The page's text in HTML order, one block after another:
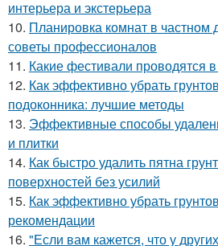
интерьера и экстерьера
10. Планировка комнат в частном
советы профессионалов
11. Какие фестивали проводятся
12. Как эффективно убрать
подоконника: лучшие методы
13. Эффективные способы
и плитки
14. Как быстро удалить пятна
поверхностей без усилий
15. Как эффективно убрать
рекомендации
16. "Если вам кажется, что у